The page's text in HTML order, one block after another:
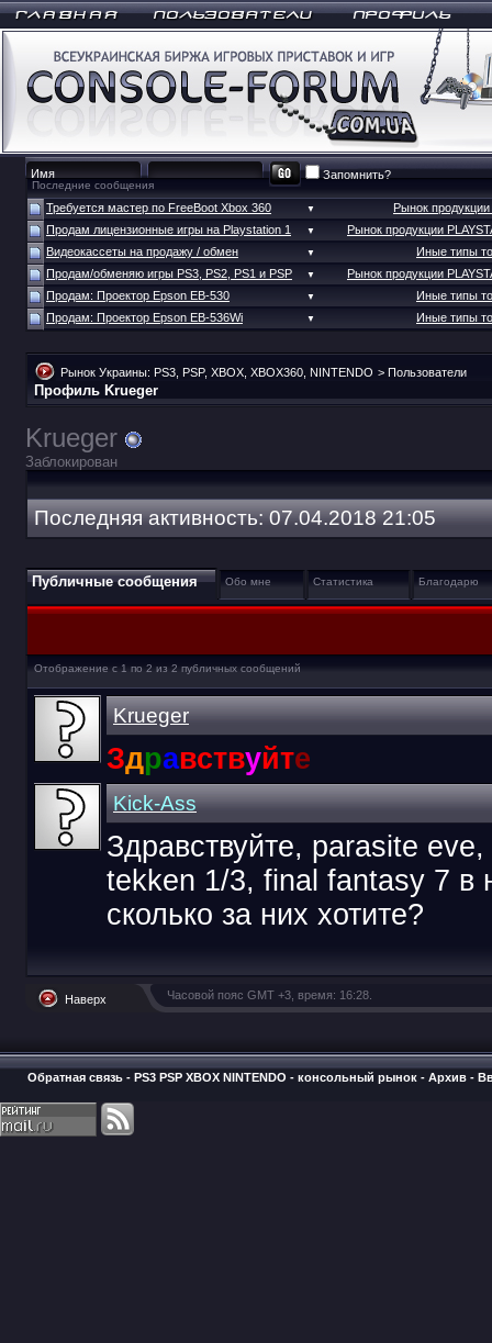
Запомнить?
Последние сообщения
Требуется мастер по FreeBoot Xbox 360 ▼
Рынок продукции
Продам лицензионные игры на Playstation 1
▼
Рынок продукции
Видеокассеты на продажу / обмен
▼
Иные типы
Продам/обменяю игры PS3, PS2, PS1 и PSP
▼
Рынок продукции
Продам: Проектор Epson EB-530
▼
Иные типы
Продам: Проектор Epson EB-536Wi
▼ Иные типы
Рынок Украины: PS3, PSP, XBOX, XBOX360, NINTENDO > Пользователи
Профиль Krueger
Krueger
Заблокирован
Последняя активность:07.04.201821:05
Публичные сообщения Обо мне Статистика Благодарю
Отображение с 1 по 2 из 2 публичных сообщений
Krueger
Здравствуйте
Kick-Ass
Здравствуйте, parasite
tekken 1/3, final fantasy 7 в
сколько за них хотите?
Наверх Часовой пояс GMT +3, время: 16:28
Обратная связь - PS3 PSP XBOX NINTENDO - консольный рынок - Архив -